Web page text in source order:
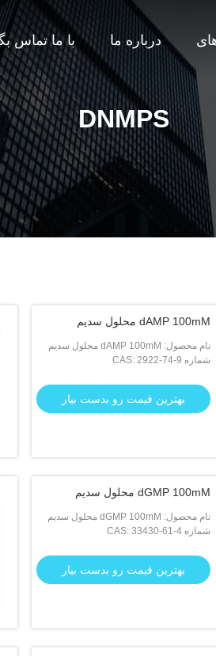
درباره ما با ما تماس
DNMPS
dAMP 100mM محلول سدیم
نام محصول: dAMP 100mM محلول سدیم
شماره CAS: 2922-74-9
بهترین قیمت رو بدست بیار
dGMP 100mM محلول سدیم
نام محصول: dGMP 100mM محلول سدیم
شماره CAS: 33430-61-4
بهترین قیمت رو بدست بیار